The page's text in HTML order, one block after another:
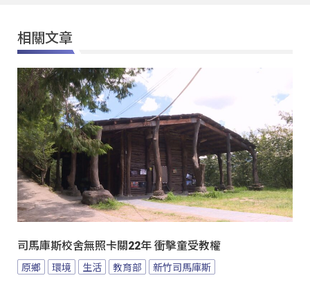
相關文章
司馬庫斯校舍無照卡關22年 衝擊童受教權
原鄉 環境 生活 教育部 新竹司馬庫斯